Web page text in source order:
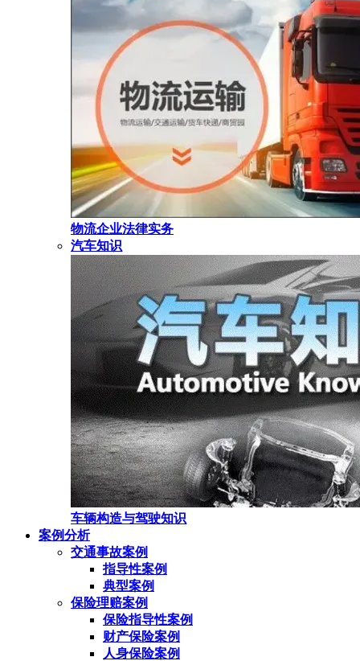
物流企业法律实务
汽车知识
车辆构造与驾驶知识
案例分析
交通事故案例
指导性案例
典型案例
保险理赔案例
保险指导性案例
财产保险案例
人身保险案例